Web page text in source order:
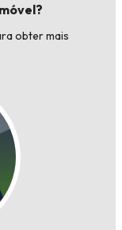
obter mais